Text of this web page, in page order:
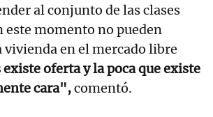
al conjunto de las clases
este momento no pueden
en el mercado libre
existe oferta y la poca que existe
cara",comentó.